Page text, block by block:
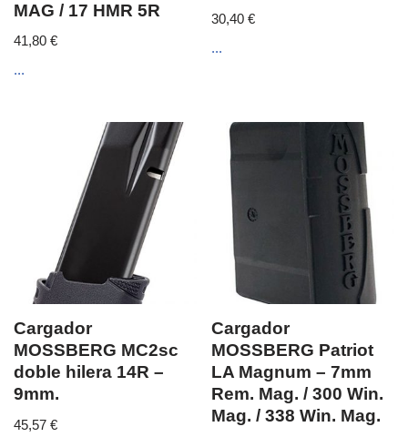
MAG / 17 HMR 5R
41,80 €
...
30,40€
...
Cargador
MOSSBERG MC2sc
doble hilera 14R –
9mm.
45,57 €
Cargador
MOSSBERG Patriot
LA Magnum – 7mm
Rem. Mag. / 300 Win.
Mag. / 338 Win. Mag.